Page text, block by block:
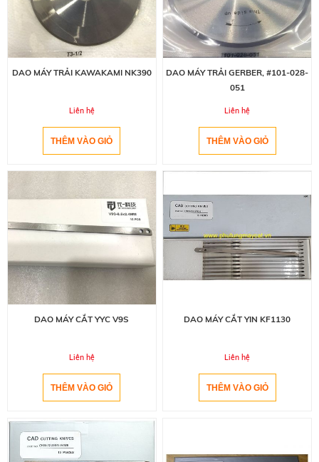
DAO MÁY TRẢI KAWAKAMI NK390
Liên hệ
DAO MÁY TRẢI GERBER, #101-028-
051
Liên hệ
DAO MÁY CẮT YYC V9S
Liên hệ
DAO MÁY CẮT YIN KF1130
Liên hệ